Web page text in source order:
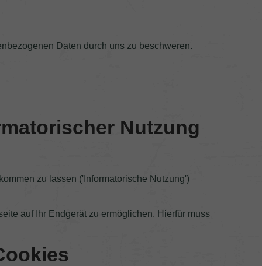
Daten durch uns zu beschweren.
Nutzung
zu lassen ('Informatorische Nutzung')
auf Ihr Endgerät zu ermöglichen. Hierfür muss